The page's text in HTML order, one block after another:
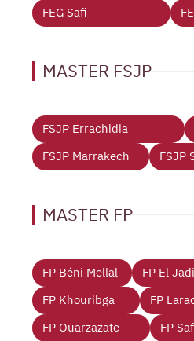
FEG Safi
MASTER FSJP
FSJP Errachidia
FSJP Marrakech
FSJP
MASTER FP
FP Béni Mellal FP El
FP Khouribga
FP
FP Ouarzazate
FP